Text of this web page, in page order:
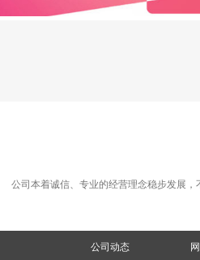
公司本着诚信、专业的经营理念稳步发展
公司动态